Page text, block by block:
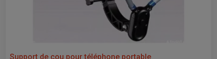
Support de cou pour téléphone portable